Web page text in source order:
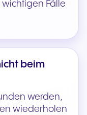
Fälle
beim
werden,
wiederholen